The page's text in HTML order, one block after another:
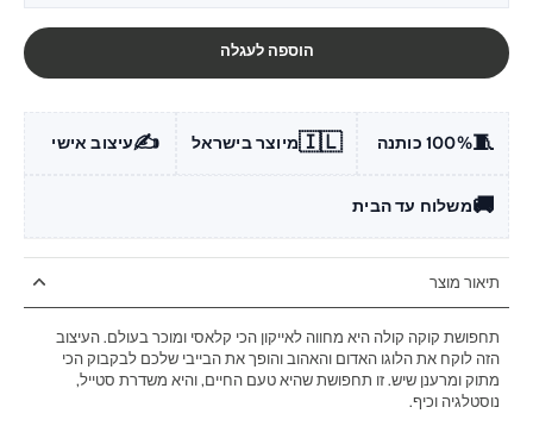
הוספה לעגלה
🧵100% כותנה 🇮🇱מיוצר בישראל ✍️עיצוב אישי
🚚משלוח עד הבית
תיאור מוצר
תחפושת קוקה קולה היא מחווה לאייקון הכי קלאסי ומוכר בעולם. העיצוב
הזה לוקח את הלוגו האדום והאהוב והופך את הבייבי שלכם לבקבוק הכי
מתוק ומרענן שיש. זו תחפושת שהיא טעם החיים, והיא משדרת סטייל,
נוסטלגיה וכיף.